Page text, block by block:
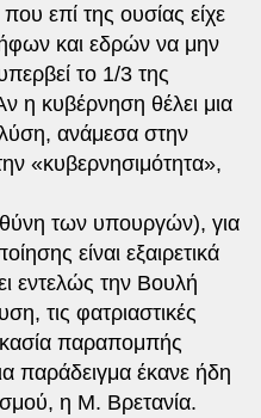
επί της ουσίας είχε
και εδρών να μην
το 1/3 της
η κυβέρνηση θέλει μια
ανάμεσα στην
«κυβερνησιμότητα»,
των υπουργών), για
είναι εξαιρετικά
εντελώς την Βουλή
τις φατριαστικές
παραπομπής
παράδειγμα έκανε ήδη
η Μ. Βρετανία.